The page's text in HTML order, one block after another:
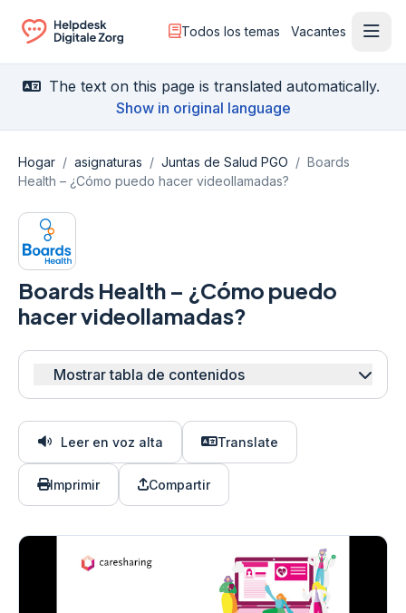
Ga naar de homepagina
Todos los temas Vacantes
The text on this page is translated automatically.
Show in original language
Hogar / asignaturas / Juntas de Salud PGO / Boards
Health – ¿Cómo puedo hacer videollamadas?
Boards Health – ¿Cómo puedo
hacer videollamadas?
Mostrar tabla de contenidos
Leer en voz alta Translate
Imprimir Compartir